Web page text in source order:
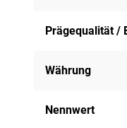
Prägequalität /
Währung
Nennwert